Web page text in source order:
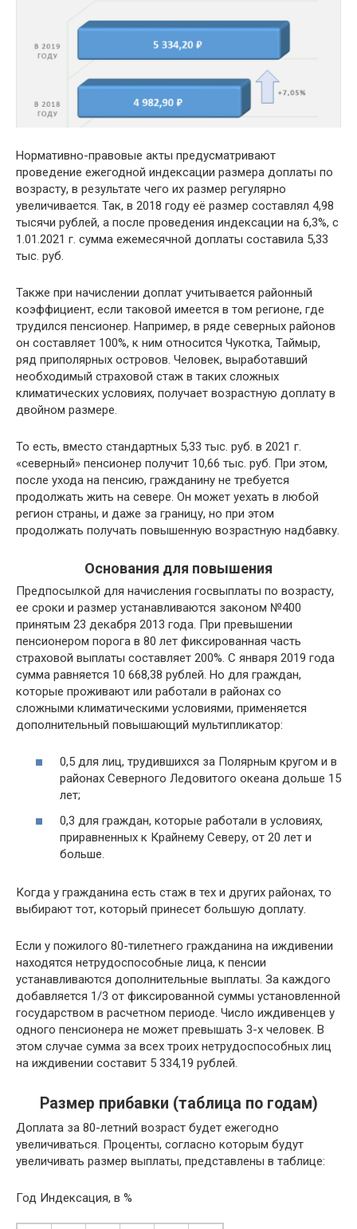
Нормативно-правовые акты предусматривают
проведение ежегодной индексации размера доплаты по
возрасту, в результате чего их размер регулярно
увеличивается. Так, в 2018 году её размер составлял 4,98
тысячи рублей, а после проведения индексации на 6,3%, с
1.01.2021 г. сумма ежемесячной доплаты составила 5,33
тыс. руб.
Также при начислении доплат учитывается районный
коэффициент, если таковой имеется в том регионе, где
трудился пенсионер. Например, в ряде северных районов
он составляет 100%, к ним относится Чукотка, Таймыр,
ряд приполярных островов. Человек, выработавший
необходимый страховой стаж в таких сложных
климатических условиях, получает возрастную доплату в
двойном размере.
То есть, вместо стандартных 5,33 тыс. руб. в 2021 г.
«северный» пенсионер получит 10,66 тыс. руб. При этом,
после ухода на пенсию, гражданину не требуется
продолжать жить на севере. Он может уехать в любой
регион страны, и даже за границу, но при этом
продолжать получать повышенную возрастную надбавку.
Основания для повышения
Предпосылкой для начисления госвыплаты по возрасту,
ее сроки и размер устанавливаются законом №400
принятым 23 декабря 2013 года. При превышении
пенсионером порога в 80 лет фиксированная часть
страховой выплаты составляет 200%. С января 2019 года
сумма равняется 10 668,38 рублей. Но для граждан,
которые проживают или работали в районах со
сложными климатическими условиями, применяется
дополнительный повышающий мультипликатор:
0,5 для лиц, трудившихся за Полярным кругом и в
районах Северного Ледовитого океана дольше 15
лет;
0,3 для граждан, которые работали в условиях,
приравненных к Крайнему Северу, от 20 лет и
больше.
Когда у гражданина есть стаж в тех и других районах, то
выбирают тот, который принесет большую доплату.
Если у пожилого 80-тилетнего гражданина на иждивении
находятся нетрудоспособные лица, к пенсии
устанавливаются дополнительные выплаты. За каждого
добавляется 1/3 от фиксированной суммы установленной
государством в расчетном периоде. Число иждивенцев у
одного пенсионера не может превышать 3-х человек. В
этом случае сумма за всех троих нетрудоспособных лиц
на иждивении составит 5 334,19 рублей.
Размер прибавки (таблица по годам)
Доплата за 80-летний возраст будет ежегодно
увеличиваться. Проценты, согласно которым будут
увеличивать размер выплаты, представлены в таблице:
Год Индексация, в %